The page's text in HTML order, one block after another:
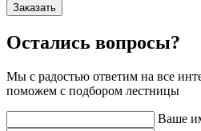
Заказать
Остались вопросы?
Мы с радостью ответим на все
поможем с подбором лестницы
Ваше